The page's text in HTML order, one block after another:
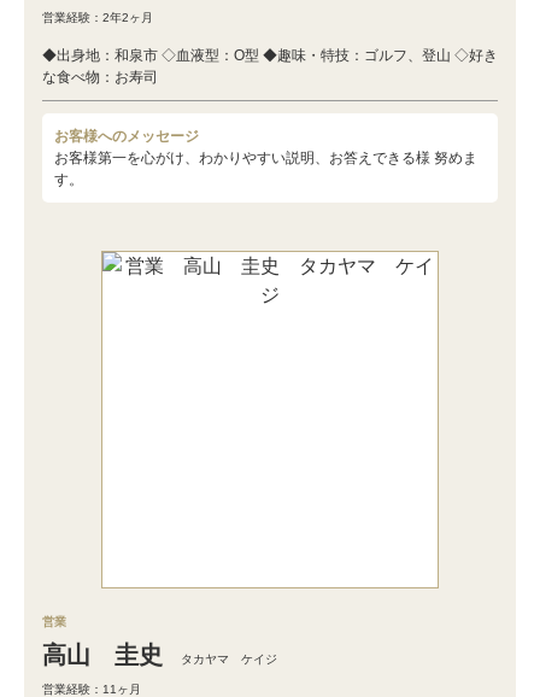
営業経験：2年2ヶ月
◆出身地：和泉市 ◇血液型：O型 ◆趣味・特技：ゴルフ、登山 ◇好き
な食べ物：お寿司
お客様へのメッセージ
お客様第一を心がけ、わかりやすい説明、お答えできる様 努めま
す。
営業
高山 圭史 タカヤマ ケイジ
営業経験：11ヶ月